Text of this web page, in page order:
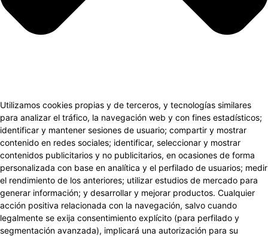
Utilizamos cookies propias y de terceros, y tecnologías similares
para analizar el tráfico, la navegación web y con fines estadísticos;
identificar y mantener sesiones de usuario; compartir y mostrar
contenido en redes sociales; identificar, seleccionar y mostrar
contenidos publicitarios y no publicitarios, en ocasiones de forma
personalizada con base en analítica y el perfilado de usuarios; medir
el rendimiento de los anteriores; utilizar estudios de mercado para
generar información; y desarrollar y mejorar productos. Cualquier
acción positiva relacionada con la navegación, salvo cuando
legalmente se exija consentimiento explícito (para perfilado y
segmentación avanzada), implicará una autorización para su